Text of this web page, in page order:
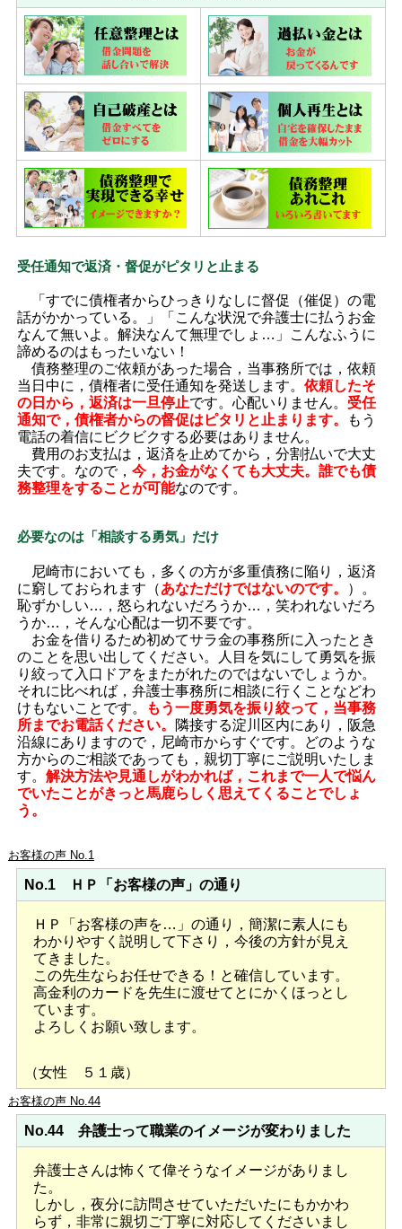
受任通知で返済・督促がピタリと止まる
「すでに債権者からひっきりなしに督促（催促）の電
話がかかっている。」「こんな状況で弁護士に払うお金
なんて無いよ。解決なんて無理でしょ…」こんなふうに
諦めるのはもったいない！
債務整理のご依頼があった場合，当事務所では，依頼
当日中に，債権者に受任通知を発送します。 依頼したそ
の日から，返済は一旦停止です。心配いりません。 受任
通知で，債権者からの督促はピタリと止まります。
もう
電話の着信にビクビクする必要はありません。
費用のお支払は，返済を止めてから，分割払いで大丈
夫です。なので， 今，お金がなくても大丈夫。誰でも債
務整理をすることが可能なのです。
必要なのは「相談する勇気」だけ
尼崎市においても，多くの方が多重債務に陥り，返済
に窮しておられます（あなただけではないのです。
）。
恥ずかしい…，怒られないだろうか…，笑われないだろ
うか…，そんな心配は一切不要です。
お金を借りるため初めてサラ金の事務所に入ったとき
のことを思い出してください。人目を気にして勇気を振
り絞って入口ドアをまたがれたのではないでしょうか。
それに比べれば，弁護士事務所に相談に行くことなどわ
けもないことです。
もう一度勇気を振り絞って，当事務
所までお電話ください。
隣接する淀川区内にあり，阪急
沿線にありますので，尼崎市からすぐです。どのような
方からのご相談であっても，親切丁寧にご説明いたしま
す。 解決方法や見通しがわかれば，これまで一人で悩ん
でいたことがきっと馬鹿らしく思えてくることでしょ
う。
お客様の声 No.1
No.1 ＨＰ「お客様の声」の通り
ＨＰ「お客様の声を…」の通り，簡潔に素人にも
わかりやすく説明して下さり，今後の方針が見え
てきました。
この先生ならお任せできる！と確信しています。
高金利のカードを先生に渡せてとにかくほっとし
ています。
よろしくお願い致します。
（女性 ５１歳）
お客様の声 No.44
No.44 弁護士って職業のイメージが変わりました
弁護士さんは怖くて偉そうなイメージがありまし
た。
しかし，夜分に訪問させていただいたにもかかわ
らず，非常に親切ご丁寧に対応してくださいまし